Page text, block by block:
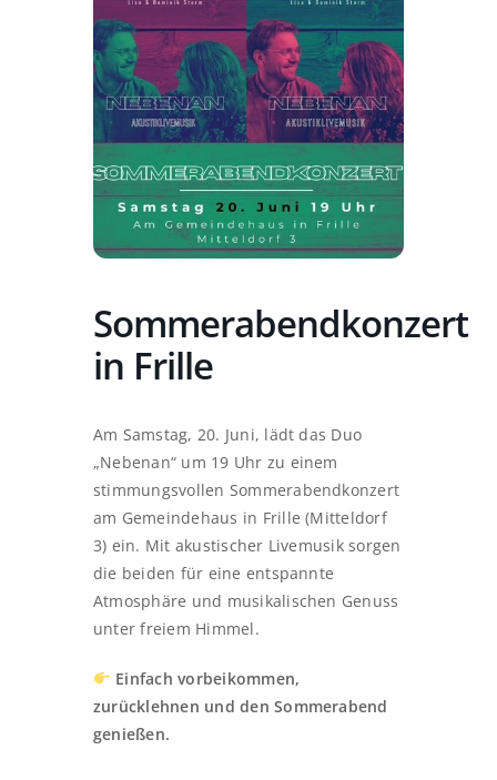
Sommerabendkonzert
in Frille
Am Samstag, 20. Juni, lädt das Duo
„Nebenan“ um 19 Uhr zu einem
stimmungsvollen Sommerabendkonzert
am Gemeindehaus in Frille (Mitteldorf
3) ein. Mit akustischer Livemusik sorgen
die beiden für eine entspannte
Atmosphäre und musikalischen Genuss
unter freiem Himmel.
Einfach vorbeikommen,
zurücklehnen und den Sommerabend
genießen.